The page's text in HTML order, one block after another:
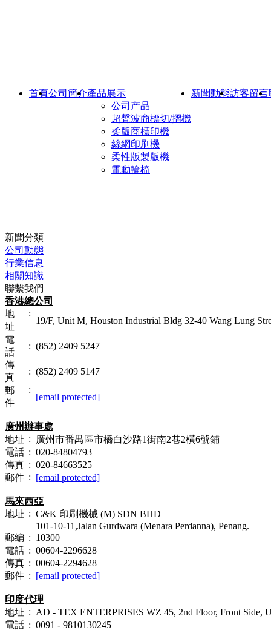
首頁公司簡介產品展示
公司产品
超聲波商標切/摺機
柔版商標印機
絲網印刷機
柔性版製版機
電動輪椅
新聞動態訪客留言
新聞分類
公司動態
行業信息
相關知識
聯繫我們
香港總公司
地
址
:
19/F, Unit M, Houston Industrial Bldg 32-40 Wang Lung
電
話
: (852) 2409 5247
傳
真
: (852) 2409 5147
郵
件
:
[email protected]
廣州辦事處
地址 :
廣州市番禺區市橋白沙路1街南2巷2橫6號鋪
電話 : 020-84804793
傳真 : 020-84663525
郵件 : [email protected]
馬來西亞
地址 : C&K 印刷機械 (M) SDN BHD
101-10-11,Jalan Gurdwara (Menara Perdanna), Penang.
郵編 : 10300
電話 : 00604-2296628
傳真 : 00604-2294628
郵件 : [email protected]
印度代理
地址 : AD - TEX ENTERPRISES WZ 45, 2nd Floor, Front Side,
電話 : 0091 - 9810130245